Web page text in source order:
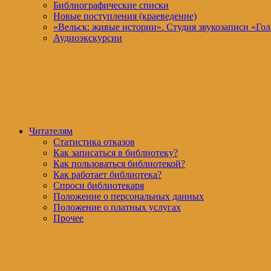
Библиографические списки
Новые поступления (краеведение)
«Вельск: живые истории». Студия звукозаписи
Аудиоэкскурсии
Читателям
Статистика отказов
Как записаться в библиотеку?
Как пользоваться библиотекой?
Как работает библиотека?
Спроси библиотекаря
Положение о персональных данных
Положение о платных услугах
Прочее